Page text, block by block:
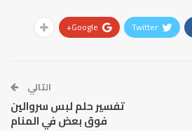
Twitter
Google+
التالي
تفسير حلم لبس سروالين
فوق بعض في المنام